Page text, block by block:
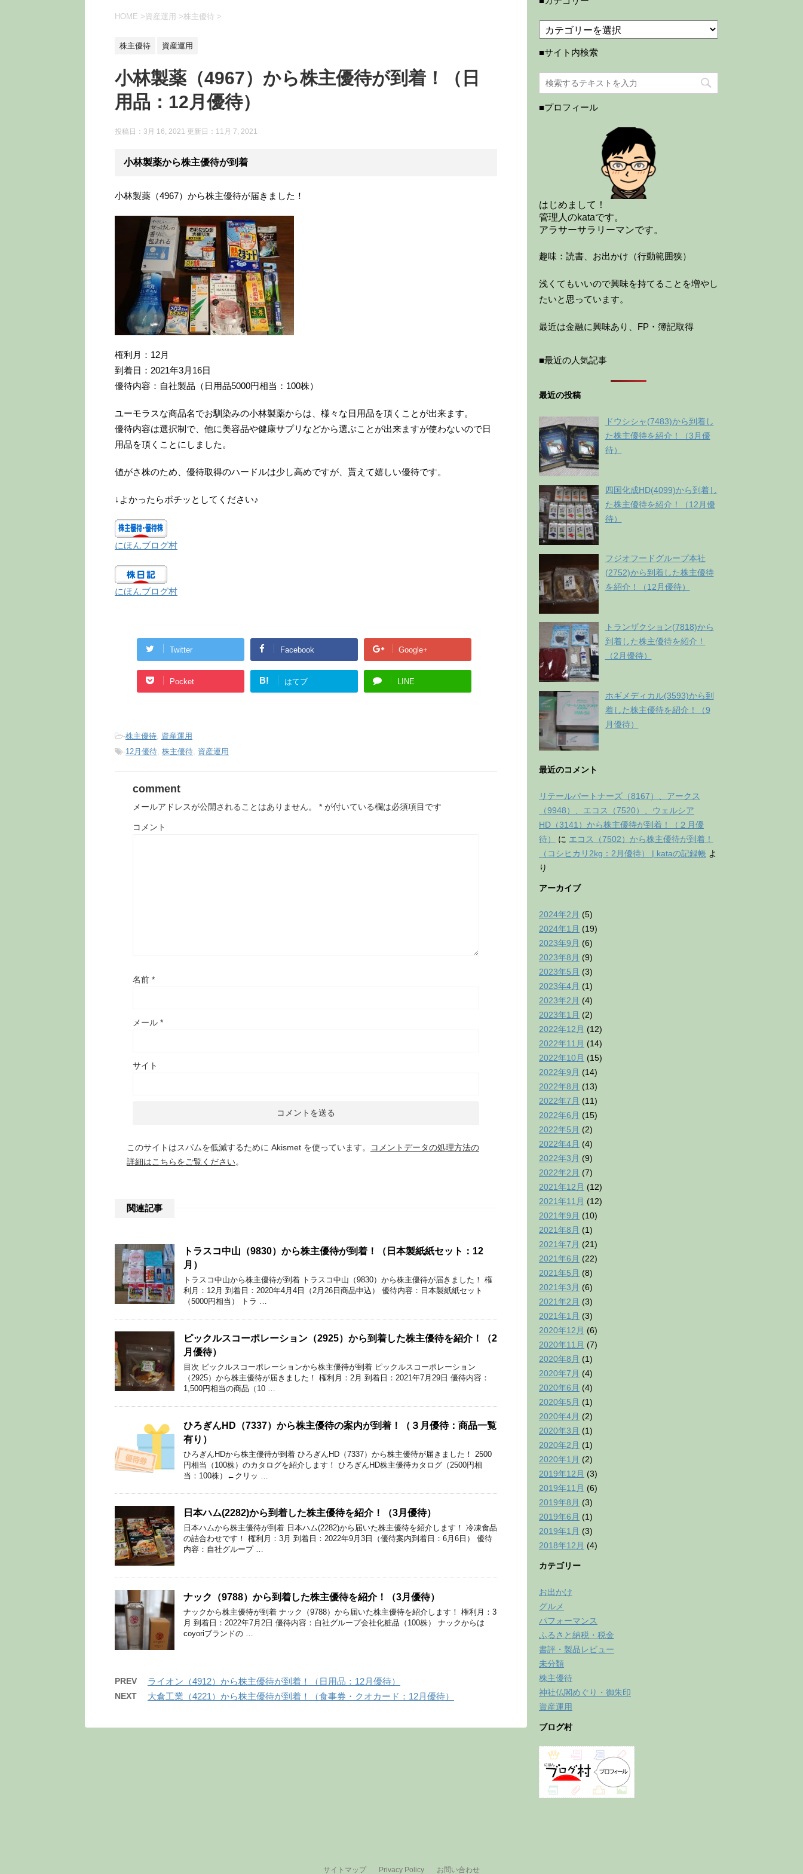
HOME >資産運用 >株主優待 >
株主優待 資産運用
小林製薬（4967）から株主優待が到着！（日
用品：12月優待）
投稿日：3月 16, 2021 更新日： 11月 7, 2021
小林製薬から株主優待が到着
小林製薬（4967）から株主優待が届きました！
権利月：12月
到着日：2021年3月16日
優待内容：自社製品（日用品5000円相当：100株）
ユーモラスな商品名でお馴染みの小林製薬からは、様々な日用品を頂くことが出来ます。
優待内容は選択制で、他に美容品や健康サプリなどから選ぶことが出来ますが使わないので日
用品を頂くことにしました。
値がさ株のため、優待取得のハードルは少し高めですが、貰えて嬉しい優待です。
↓よかったらポチッとしてください♪
にほんブログ村
にほんブログ村
Twitter Facebook Google+
Pocket B! はてブ LINE
-株主優待, 資産運用
-12月優待, 株主優待, 資産運用
comment
メールアドレスが公開されることはありません。 * が付いている欄は必須項目です
コメント
名前 *
メール *
サイト
このサイトはスパムを低減するために Akismet を使っています。
コメントデータの処理方法の
詳細はこちらをご覧ください。
関連記事
トラスコ中山（9830）から株主優待が到着！（日本製紙紙セット：12
月）
トラスコ中山から株主優待が到着 トラスコ中山（9830）から株主優待が届きました！ 権
利月：12月 到着日：2020年4月4日（2月26日商品申込） 優待内容：日本製紙紙セット
（5000円相当） トラ …
ピックルスコーポレーション（2925）から到着した株主優待を紹介！（2
月優待）
目次 ピックルスコーポレーションから株主優待が到着 ピックルスコーポレーション
（2925）から株主優待が届きました！ 権利月：2月 到着日：2021年7月29日 優待内容：
1,500円相当の商品（10 …
ひろぎんHD（7337）から株主優待の案内が到着！（３月優待：商品一覧
有り）
ひろぎんHDから株主優待が到着 ひろぎんHD（7337）から株主優待が届きました！ 2500
円相当（100株）のカタログを紹介します！ ひろぎんHD株主優待カタログ（2500円相
当：100株）←クリッ …
日本ハム(2282)から到着した株主優待を紹介！（3月優待）
日本ハムから株主優待が到着 日本ハム(2282)から届いた株主優待を紹介します！ 冷凍食品
の詰合わせです！ 権利月：3月 到着日：2022年9月3日（優待案内到着日：6月6日） 優待
内容：自社グループ …
ナック（9788）から到着した株主優待を紹介！（3月優待）
ナックから株主優待が到着 ナック（9788）から届いた株主優待を紹介します！ 権利月：3
月 到着日：2022年7月2日 優待内容：自社グループ会社化粧品（100株） ナックからは
coyoriブランドの …
PREV ライオン（4912）から株主優待が到着！（日用品：12月優待）
NEXT 大倉工業（4221）から株主優待が到着！（食事券・クオカード：12月優待）
■サイト内検索
■プロフィール
はじめまして！
管理人のkataです。
アラサーサラリーマンです。
趣味：読書、お出かけ（行動範囲狭）
浅くてもいいので興味を持てることを増やし
たいと思っています。
最近は金融に興味あり、FP・簿記取得
■最近の人気記事
最近の投稿
ドウシシャ(7483)から到着し
た株主優待を紹介！（3月優
待）
四国化成HD(4099)から到着し
た株主優待を紹介！（12月優
待）
フジオフードグループ本社
(2752)から到着した株主優待
を紹介！（12月優待）
トランザクション(7818)から
到着した株主優待を紹介！
（2月優待）
ホギメディカル(3593)から到
着した株主優待を紹介！（9
月優待）
最近のコメント
リテールパートナーズ（8167）、アークス
（9948）、エコス（7520）、ウェルシア
HD（3141）から株主優待が到着！（２月優
待）
に エコス（7502）から株主優待が到着！
（コシヒカリ2kg：2月優待） | kataの記録帳 よ
り
アーカイブ
2024年2月 (5)
2024年1月 (19)
2023年9月 (6)
2023年8月 (9)
2023年5月 (3)
2023年4月 (1)
2023年2月 (4)
2023年1月 (2)
2022年12月 (12)
2022年11月 (14)
2022年10月 (15)
2022年9月 (14)
2022年8月 (13)
2022年7月 (11)
2022年6月 (15)
2022年5月 (2)
2022年4月 (4)
2022年3月 (9)
2022年2月 (7)
2021年12月 (12)
2021年11月 (12)
2021年9月 (10)
2021年8月 (1)
2021年7月 (21)
2021年6月 (22)
2021年5月 (8)
2021年3月 (6)
2021年2月 (3)
2021年1月 (3)
2020年12月 (6)
2020年11月 (7)
2020年8月 (1)
2020年7月 (4)
2020年6月 (4)
2020年5月 (1)
2020年4月 (2)
2020年3月 (1)
2020年2月 (1)
2020年1月 (2)
2019年12月 (3)
2019年11月 (6)
2019年8月 (3)
2019年6月 (1)
2019年1月 (3)
2018年12月 (4)
カテゴリー
お出かけ
グルメ
パフォーマンス
ふるさと納税・税金
書評・製品レビュー
未分類
株主優待
神社仏閣めぐり・御朱印
資産運用
ブログ村
サイトマップ Privacy Policy お問い合わせ